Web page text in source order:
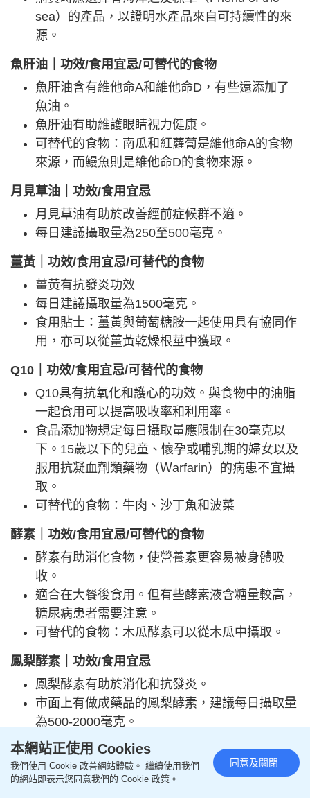
sea）的產品，以證明水產品來自可持續性的來
源。
魚肝油｜功效/食用宜忌/可替代的食物
魚肝油含有維他命A和維他命D，有些還添加了
魚油。
魚肝油有助維護眼睛視力健康。
可替代的食物：南瓜和紅蘿蔔是維他命A的食物
來源，而鰻魚則是維他命D的食物來源。
月見草油｜功效/食用宜忌
月見草油有助於改善經前症候群不適。
每日建議攝取量為250至500毫克。
薑黃
功效/食用宜忌/可替代的食物
薑黃有抗發炎功效
每日建議攝取量為1500毫克。
食用貼士：薑黃與葡萄糖胺一起使用具有協同作
用，亦可以從薑黃乾燥根莖中獲取。
Q10｜功效/食用宜忌/可替代的食物
Q10具有抗氧化和護心的功效。與食物中的油脂
一起食用可以提高吸收率和利用率。
食品添加物規定每日攝取量應限制在30毫克以
下。15歲以下的兒童、懷孕或哺乳期的婦女以及
服用抗凝血劑類藥物（Ｗarfarin）的病患不宜攝
取。
可替代的食物：牛肉、沙丁魚和波菜
酵素｜功效/食用宜忌/可替代的食物
酵素有助消化食物，使營養素更容易被身體吸
收。
適合在大餐後食用。但有些酵素液含糖量較高，
糖尿病患者需要注意。
可替代的食物：木瓜酵素可以從木瓜中攝取。
鳳梨酵素｜功效/食用宜忌
鳳梨酵素有助於消化和抗發炎。
市面上有做成藥品的鳳梨酵素，建議每日攝取量
為500-2000毫克。
注意事項：不建議食用過熟的菠蘿。
益生菌（不耐酸者）｜ 功效/食用宜忌/可替代的食物
本網站正使用 Cookies
我們使用 Cookie 改善網站體驗。 繼續使用我們
的網站即表示您同意我們的 Cookie 政策。
同意及關閉